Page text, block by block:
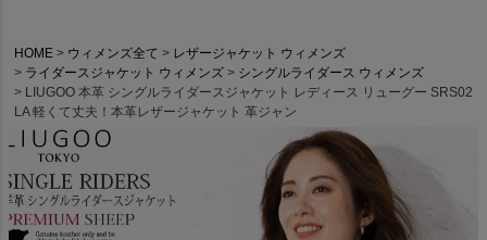
HOME ウィメンズ全て
レザージャケット ウィメンズ
ライダースジャケット ウィメンズ
シングルライダース ウィメンズ
LIUGOO 本革 シングルライダースジャケット レディース リューグー SRS02
LA 軽くて丈夫！本革レザージャケット 革ジャン